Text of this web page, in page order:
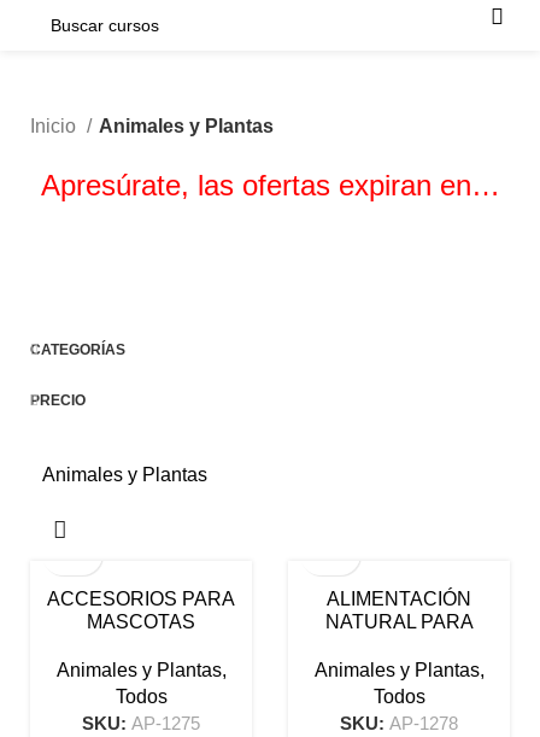
Inicio Animales y Plantas
Apresúrate, las ofertas expiran en…
CATEGORÍAS
PRECIO
Animales y Plantas
-50%
ACCESORIOS PARA
MASCOTAS
Animales y Plantas,
Todos
SKU: AP-1275
ALIMENTACIÓN
NATURAL PARA
Animales y Plantas,
Todos
SKU: AP-1278